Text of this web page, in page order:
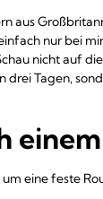
aus
nur bei
nicht auf
drei Tagen,
eine feste